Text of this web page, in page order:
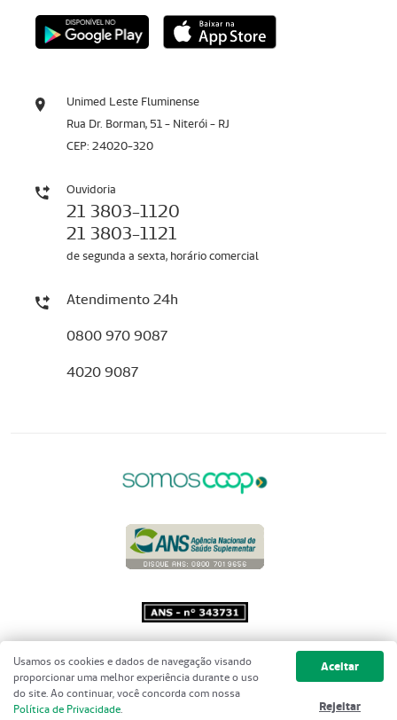
Unimed Leste Fluminense
Rua Dr. Borman, 51 - Niterói - RJ
CEP: 24020-320
Ouvidoria
21 3803-1120
21 3803-1121
de segunda a sexta, horário comercial
Atendimento 24h
0800 970 9087
4020 9087
Copyright 2001 - 2026 Unimed do
Brasil - Todos os direitos reservados
Usamos os cookies e dados de navegação visando
proporcionar uma melhor experiência durante o uso
do site. Ao continuar, você concorda com nossa
Política de Privacidade.
Aceitar
Rejeitar